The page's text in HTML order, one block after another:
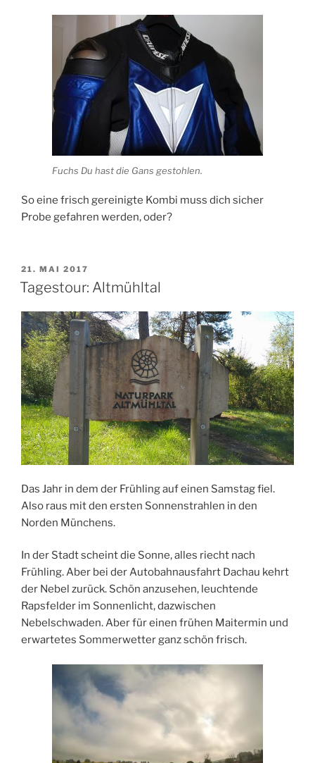
Fuchs Du hast die Gans gestohlen.
So eine frisch gereinigte Kombi muss dich sicher
Probe gefahren werden, oder?
VERÖFFENTLICHT
AM
21. MAI 2017
Tagestour: Altmühltal
Das Jahr in dem der Frühling auf einen Samstag fiel.
Also raus mit den ersten Sonnenstrahlen in den
Norden Münchens.
In der Stadt scheint die Sonne, alles riecht nach
Frühling. Aber bei der Autobahnausfahrt Dachau kehrt
der Nebel zurück. Schön anzusehen, leuchtende
Rapsfelder im Sonnenlicht, dazwischen
Nebelschwaden. Aber für einen frühen Maitermin und
erwartetes Sommerwetter ganz schön frisch.